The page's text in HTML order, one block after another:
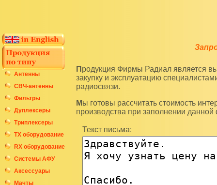
Антенны
СВЧ-антенны
Фильтры
Дуплексеры
Триплексеры
ТХ оборудование
RX оборудование
Системы АФУ
Аксессуары
Мачты
Продукция Фирмы Радиал является высокотехнологичным оборудованием и подразумевает
закупку и эксплуатацию
радиосвязи.
Мы готовы рассчитать стоимость интересующих вас изделий по последним ценам нашего
производства при заполнении
Текст письма: